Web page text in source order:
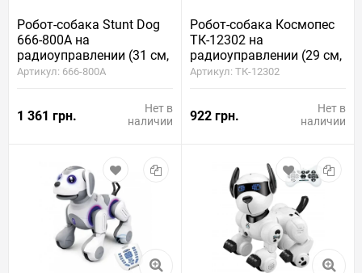
Робот-собака Stunt Dog
666-800A на
радиоуправлении (31 см,
аккумулятор, свет, звук,
Артикул: 666-800A
1 361 грн.
Нет в
наличии
Робот-собака Космопес
ТК-12302 на
радиоуправлении (29 см,
батарейки, свет, звук)
Артикул: ТК-12302
922 грн.
Нет в
наличии